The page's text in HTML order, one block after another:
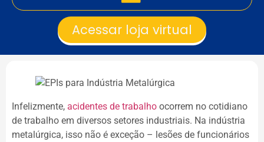
Acessar loja virtual
Infelizmente, acidentes de trabalho ocorrem no cotidiano
de trabalho em diversos setores industriais. Na indústria
metalúrgica, isso não é exceção – lesões de funcionários